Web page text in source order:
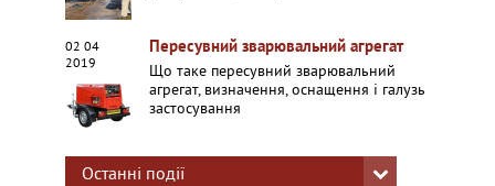
02 04
2019
Пересувний зварювальний агрегат
Що таке пересувний зварювальний
агрегат, визначення, оснащення і галузь
застосування
Останні події